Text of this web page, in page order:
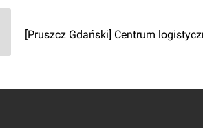
[Pruszcz Gdański] Centrum